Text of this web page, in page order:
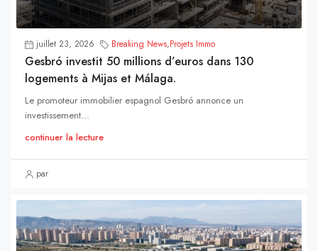
juillet 23, 2026 Breaking News,Projets Immo
Gesbró investit 50 millions d’euros dans 130
logements à Mijas et Málaga.
Le promoteur immobilier espagnol Gesbró annonce un
investissement...
continuer la lecture
par